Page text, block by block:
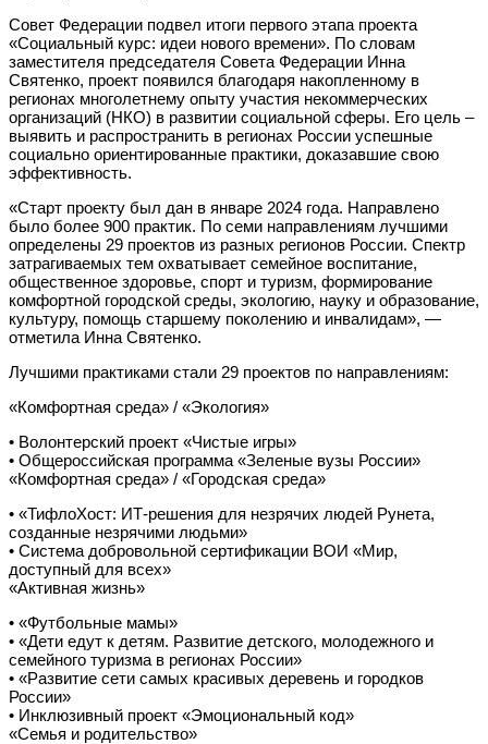
Совет Федерации подвел итоги первого этапа проекта
«Социальный курс: идеи нового времени». По словам
заместителя председателя Совета Федерации Инна
Святенко, проект появился благодаря накопленному в
регионах многолетнему опыту участия некоммерческих
организаций (НКО) в развитии социальной сферы. Его цель –
выявить и распространить в регионах России успешные
социально ориентированные практики, доказавшие свою
эффективность.
«Старт проекту был дан в январе 2024 года. Направлено
было более 900 практик. По семи направлениям лучшими
определены 29 проектов из разных регионов России. Спектр
затрагиваемых тем охватывает семейное воспитание,
общественное здоровье, спорт и туризм, формирование
комфортной городской среды, экологию, науку и образование,
культуру, помощь старшему поколению и инвалидам», —
отметила Инна Святенко.
Лучшими практиками стали 29 проектов по направлениям:
«Комфортная среда» / «Экология»
• Волонтерский проект «Чистые игры»
• Общероссийская программа «Зеленые вузы России»
«Комфортная среда» / «Городская среда»
• «ТифлоХост: ИТ-решения для незрячих людей Рунета,
созданные незрячими людьми»
• Система добровольной сертификации ВОИ «Мир,
доступный для всех»
«Активная жизнь»
• «Футбольные мамы»
• «Дети едут к детям. Развитие детского, молодежного и
семейного туризма в регионах России»
• «Развитие сети самых красивых деревень и городков
России»
• Инклюзивный проект «Эмоциональный код»
«Семья и родительство»